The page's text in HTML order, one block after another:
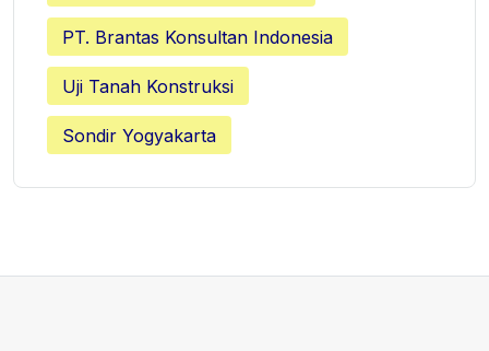
PT. Brantas Konsultan Indonesia
Uji Tanah Konstruksi
Sondir Yogyakarta